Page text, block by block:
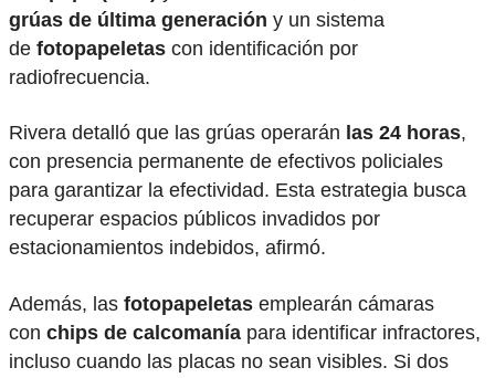
grúas de última generación y un sistema
de fotopapeletas con identificación por
radiofrecuencia.
Rivera detalló que las grúas operarán las 24 horas,
con presencia permanente de efectivos policiales
para garantizar la efectividad. Esta estrategia busca
recuperar espacios públicos invadidos por
estacionamientos indebidos, afirmó.
Además, las fotopapeletas emplearán cámaras
con chips de calcomanía para identificar infractores,
incluso cuando las placas no sean visibles. Si dos